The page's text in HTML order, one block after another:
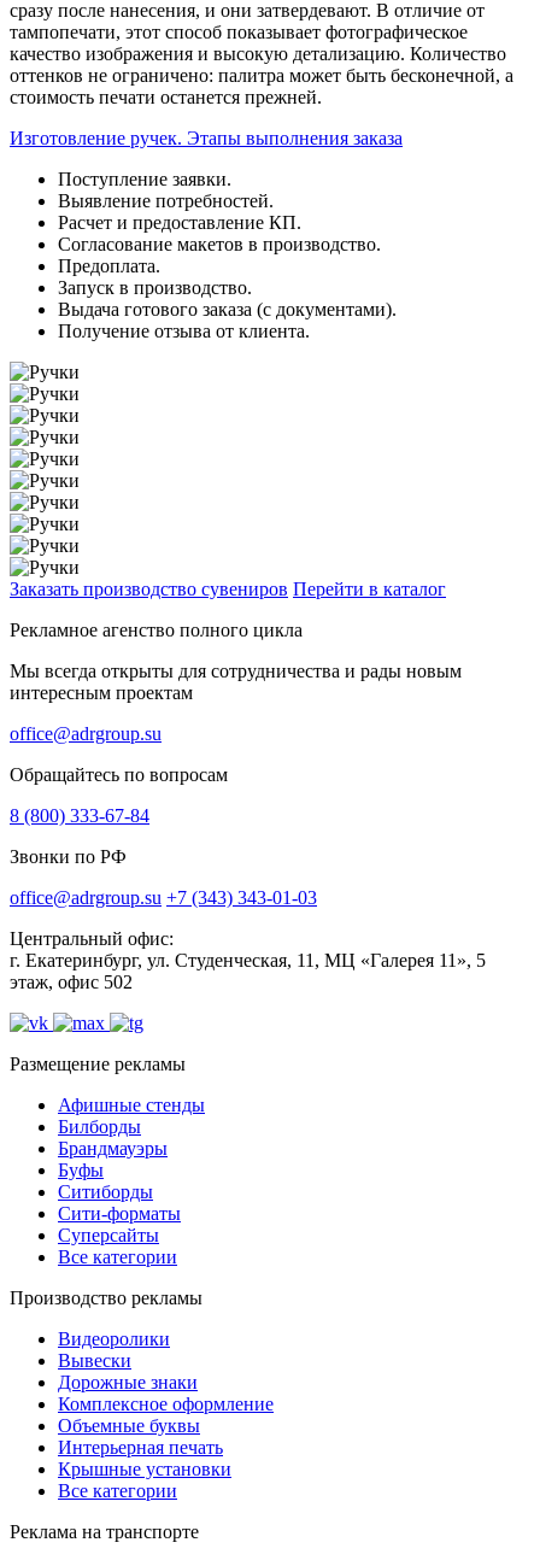
сразу после нанесения, и они затвердевают. В отличие от
тампопечати, этот способ показывает фотографическое
качество изображения и высокую детализацию. Количество
оттенков не ограничено: палитра может быть бесконечной, а
стоимость печати останется прежней.
Изготовление ручек. Этапы выполнения заказа
Поступление заявки.
Выявление потребностей.
Расчет и предоставление КП.
Согласование макетов в производство.
Предоплата.
Запуск в производство.
Выдача готового заказа (с документами).
Получение отзыва от клиента.
Заказать производство сувениров Перейти в каталог
Рекламное агенство полного цикла
Мы всегда открыты для сотрудничества и рады новым
интересным проектам
office@adrgroup.su
Обращайтесь по вопросам
8 (800) 333-67-84
Звонки по РФ
office@adrgroup.su +7 (343) 343-01-03
Центральный офис:
г. Екатеринбург, ул. Студенческая, 11, МЦ «Галерея 11», 5
этаж, офис 502
Размещение рекламы
Афишные стенды
Билборды
Брандмауэры
Буфы
Ситиборды
Сити-форматы
Суперсайты
Все категории
Производство рекламы
Видеоролики
Вывески
Дорожные знаки
Комплексное оформление
Объемные буквы
Интерьерная печать
Крышные установки
Все категории
Реклама на транспорте